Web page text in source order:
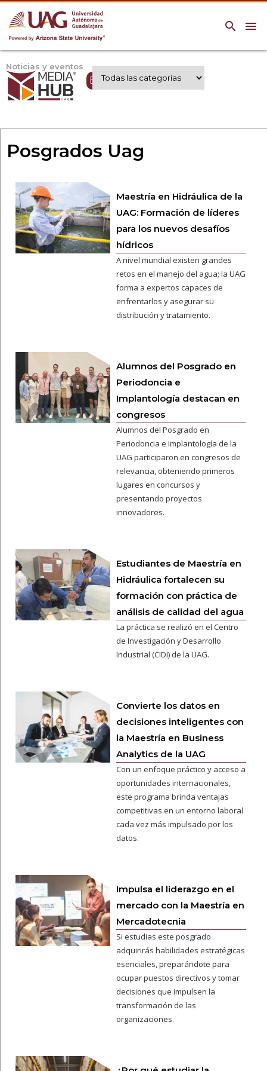
menu
search
Noticias y eventos
Expertos UAG
Posgrados Uag
Maestría en Hidráulica de la
UAG: Formación de líderes
para los nuevos desafíos
hídricos
A nivel mundial existen grandes
retos en el manejo del agua; la UAG
forma a expertos capaces de
enfrentarlos y asegurar su
distribución y tratamiento.
Alumnos del Posgrado en
Periodoncia e
Implantología destacan en
congresos
Alumnos del Posgrado en
Periodoncia e Implantología de la
UAG participaron en congresos de
relevancia, obteniendo primeros
lugares en concursos y
presentando proyectos
innovadores.
Estudiantes de Maestría en
Hidráulica fortalecen su
formación con práctica de
análisis de calidad del agua
La práctica se realizó en el Centro
de Investigación y Desarrollo
Industrial (CIDI) de la UAG.
Convierte los datos en
decisiones inteligentes con
la Maestría en Business
Analytics de la UAG
Con un enfoque práctico y acceso a
oportunidades internacionales,
este programa brinda ventajas
competitivas en un entorno laboral
cada vez más impulsado por los
datos.
Impulsa el liderazgo en el
mercado con la Maestría en
Mercadotecnia
Si estudias este posgrado
adquirirás habilidades estratégicas
esenciales, preparándote para
ocupar puestos directivos y tomar
decisiones que impulsen la
transformación de las
organizaciones.